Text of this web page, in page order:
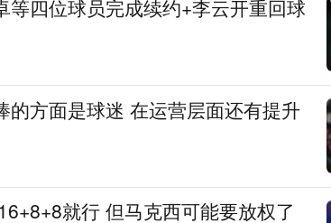
等四位球员完成续约+李云开重回球
的方面是球迷 在运营层面还有提升
就行 但马克西可能要放权了